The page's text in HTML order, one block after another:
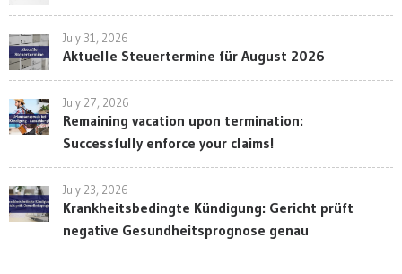
July 31, 2026
Aktuelle Steuertermine für August 2026
July 27, 2026
Remaining vacation upon termination:
Successfully enforce your claims!
July 23, 2026
Krankheitsbedingte Kündigung: Gericht prüft
negative Gesundheitsprognose genau